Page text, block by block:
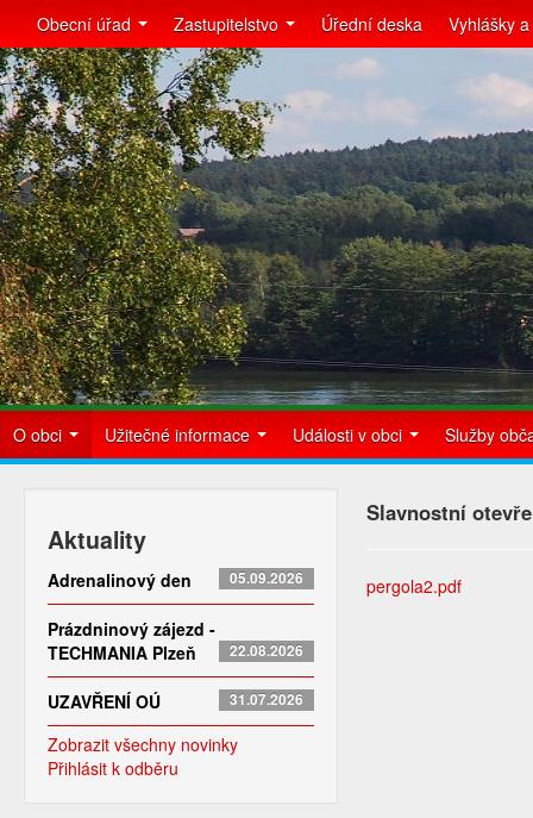
Obecní úřad Zastupitelstvo Úřední deska Vyhlášky
O obci Užitečné informace Události v obci Služby
Aktuality
Adrenalinový den 05.09.2026
Prázdninový zájezd -
TECHMANIA Plzeň
22.08.2026
UZAVŘENÍ OÚ 31.07.2026
Zobrazit všechny novinky
Přihlásit k odběru
Slavnostní
pergola2.pdf